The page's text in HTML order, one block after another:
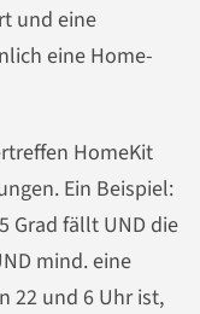
und eine
eine Home-
HomeKit
Ein Beispiel:
Grad fällt UND die
mind. eine
22 und 6 Uhr ist,